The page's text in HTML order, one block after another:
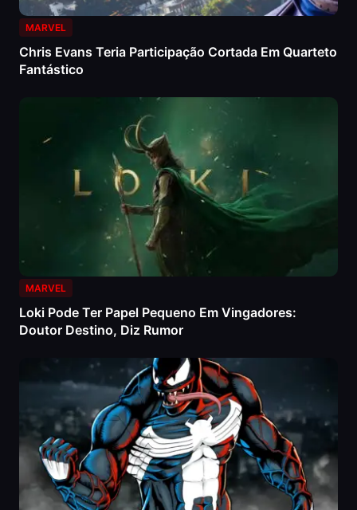
MARVEL
Chris Evans Teria Participação Cortada Em Quarteto
Fantástico
MARVEL
Loki Pode Ter Papel Pequeno Em Vingadores:
Doutor Destino, Diz Rumor